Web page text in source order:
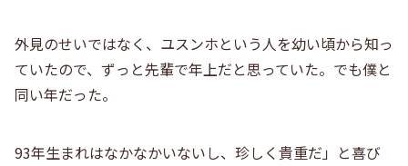
外見のせいではなく、ユスンホという人を幼い頃から知っ
ていたので、ずっと先輩で年上だと思っていた。でも僕と
同い年だった。
93年生まれはなかなかいないし、珍しく貴重だ」と喜び